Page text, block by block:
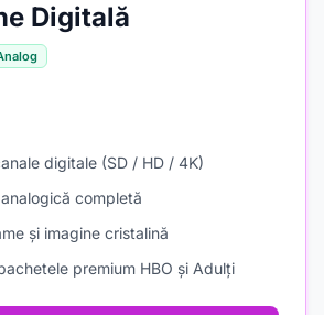
Digitală
digitale (SD / HD / 4K)
completă
și imagine cristalină
premium HBO și Adulți